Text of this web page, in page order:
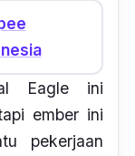
Eagle ini
ember ini
pekerjaan